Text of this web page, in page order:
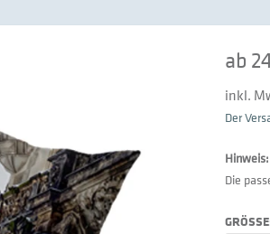
ab
inkl.
Der
Hinweis:
Die
GRÖSSE: